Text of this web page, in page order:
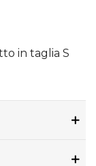
in taglia S